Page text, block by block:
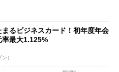
まるビジネスカード！初年度年会
最大1.125%
）